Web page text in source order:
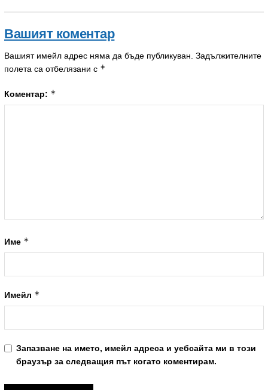
Вашият коментар
Вашият имейл адрес няма да бъде публикуван. Задължителните
полета са отбелязани с *
Коментар: *
Име *
Имейл *
Запазване на името, имейл адреса и уебсайта ми в този
браузър за следващия път когато коментирам.